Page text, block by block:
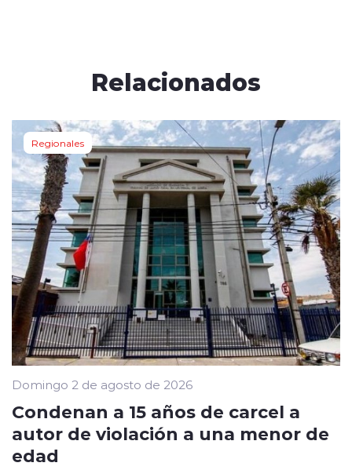
Relacionados
Regionales
Domingo 2 de agosto de 2026
Condenan a 15 años de carcel a
autor de violación a una menor de
edad